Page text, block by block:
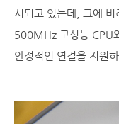
시되고 있는데, 그에 비
500MHz 고성능 CPU
안정적인 연결을 지원